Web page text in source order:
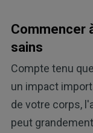
Commencer
sains
Compte tenu
un impact
de votre corps,
peut